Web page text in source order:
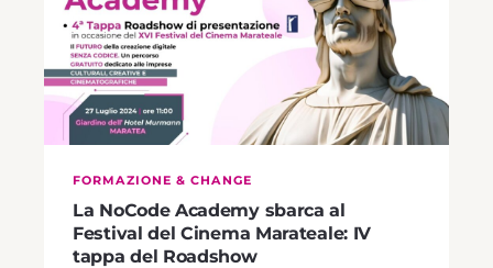
FORMAZIONE & CHANGE
La NoCode Academy sbarca al
Festival del Cinema Marateale: IV
tappa del Roadshow